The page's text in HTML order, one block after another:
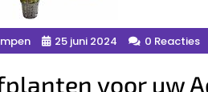
25 juni 2024 0 Reacties
voor uw